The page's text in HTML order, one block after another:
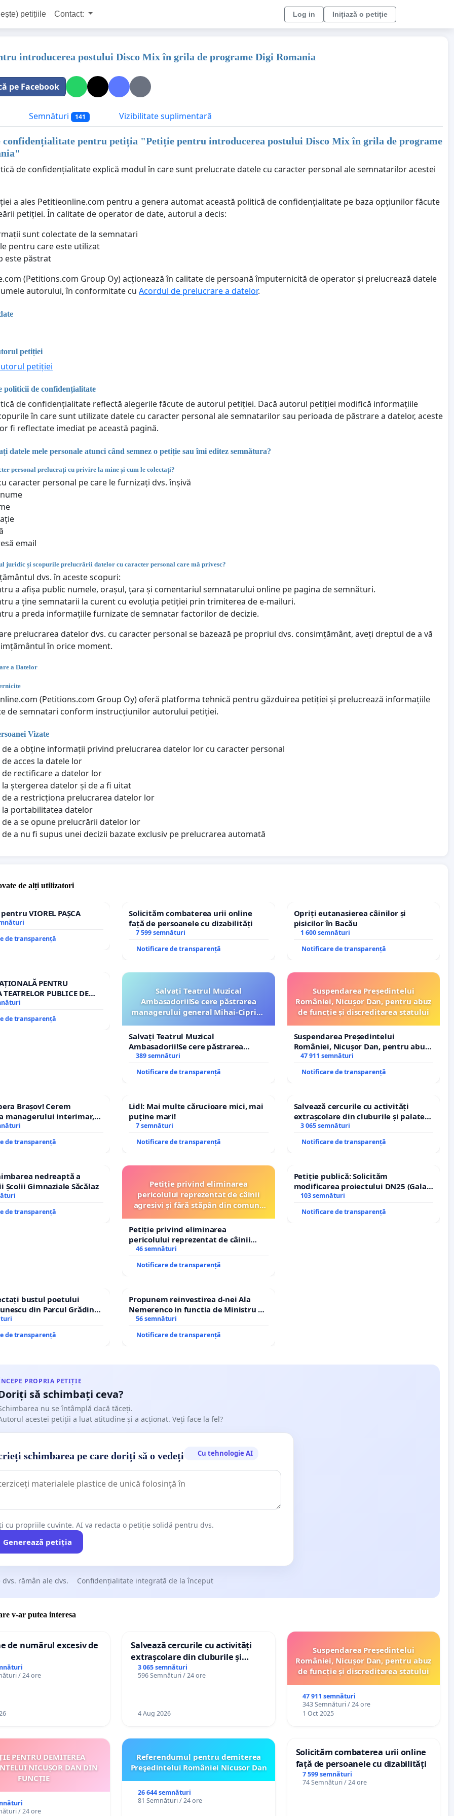
petițiile Contact: Log in Inițiază o petiție
introducerea postului Disco Mix în grila de programe Digi Romania
pe Facebook
Semnături 141 Vizibilitate suplimentară
confidențialitate pentru petiția "Petiție pentru introducerea postului Disco Mix în grila de programe
"
de confidențialitate explică modul în care sunt prelucrate datele cu caracter personal ale semnatarilor acestei
a ales Petitieonline.com pentru a genera automat această politică de confidențialitate pe baza opțiunilor făcute
petiției. În calitate de operator de date, autorul a decis:
sunt colectate de la semnatari
pentru care este utilizat
este păstrat
(Petitions.com Group Oy) acționează în calitate de persoană împuternicită de operator și prelucrează datele
autorului, în conformitate cu Acordul de prelucrare a datelor.
petiției
petiției
politicii de confidențialitate
de confidențialitate reflectă alegerile făcute de autorul petiției. Dacă autorul petiției modifică informațiile
în care sunt utilizate datele cu caracter personal ale semnatarilor sau perioada de păstrare a datelor, aceste
fi reflectate imediat pe această pagină.
datele mele personale atunci când semnez o petiție sau îmi editez semnătura?
personal prelucrați cu privire la mine și cum le colectați?
caracter personal pe care le furnizați dvs. înșivă
email
juridic și scopurile prelucrării datelor cu caracter personal care mă privesc?
dvs. în aceste scopuri:
a afișa public numele, orașul, țara și comentariul semnatarului online pe pagina de semnături.
a ține semnatarii la curent cu evoluția petiției prin trimiterea de e-mailuri.
a preda informațiile furnizate de semnatar factorilor de decizie.
prelucrarea datelor dvs. cu caracter personal se bazează pe propriul dvs. consimțământ, aveți dreptul de a vă
în orice moment.
a Datelor
(Petitions.com Group Oy) oferă platforma tehnică pentru găzduirea petiției și prelucrează informațiile
de semnatari conform instrucțiunilor autorului petiției.
Vizate
a obține informații privind prelucrarea datelor lor cu caracter personal
acces la datele lor
rectificare a datelor lor
ștergerea datelor și de a fi uitat
a restricționa prelucrarea datelor lor
portabilitatea datelor
a se opune prelucrării datelor lor
a nu fi supus unei decizii bazate exclusiv pe prelucrarea automată
de alți utilizatori
VIOREL PAȘCA
de transparență
Solicităm combaterea urii online
față de persoanele cu dizabilități
7 599 semnături
Notificare de transparență
Opriți eutanasierea câinilor și
pisicilor în Bacău
1 600 semnături
Notificare de transparență
PENTRU
TEATRELOR PUBLICE DE
DIN ROMÂNIA
de transparență
Salvați Teatrul Muzical
Ambasadorii!Se cere păstrarea
managerului general Mihai-Ciprian
Salvați Teatrul Muzical
Ambasadorii!Se cere păstrarea
managerului general Mihai-Ciprian
389 semnături
Notificare de transparență
Suspendarea Președintelui
României, Nicușor Dan, pentru abuz
de funcție și discreditarea statului
Suspendarea Președintelui
României, Nicușor Dan, pentru abuz
de funcție și discreditarea statului
47 911 semnături
Notificare de transparență
Brașov! Cerem
managerului interimar,
Marius!
de transparență
Lidl: Mai multe cărucioare mici, mai
puține mari!
7 semnături
Notificare de transparență
Salvează cercurile cu activități
extrașcolare din cluburile și palatele
copiilor
3 065 semnături
Notificare de transparență
nedreaptă a
Școlii Gimnaziale Săcălaz
de transparență
Petiție privind eliminarea
pericolului reprezentat de câinii
agresivi și fără stăpân din comuna
Petiție privind eliminarea
pericolului reprezentat de câinii
agresivi și fără stăpân din comuna
46 semnături
Notificare de transparență
Petiție publică: Solicităm
modificarea proiectului DN25 (Galați
– Hanu Conachi) prin devierea
103 semnături
Notificare de transparență
bustul poetului
din Parcul Grădina
cenzurii culturale!
de transparență
Propunem reinvestirea d-nei Ala
Nemerenco in functia de Ministru al
Sanatatii
56 semnături
Notificare de transparență
PROPRIA PETIȚIE
să schimbați ceva?
nu se întâmplă dacă tăceți.
acestei petiții a luat atitudine și a acționat. Veți face la fel?
schimbarea pe care doriți să o vedeți Cu tehnologie AI
cu propriile cuvinte. AI va redacta o petiție solidă pentru dvs.
Generează petiția
dvs. rămân ale dvs. Confidențialitate integrată de la început
v-ar putea interesa
de numărul excesiv de
/ 24 ore
Salvează cercurile cu activități
extrașcolare din cluburile și
palatele copiilor
3 065 semnături
596 Semnături / 24 ore
4 Aug 2026
Suspendarea Președintelui
României, Nicușor Dan, pentru abuz
de funcție și discreditarea statului
47 911 semnături
343 Semnături / 24 ore
1 Oct 2025
PENTRU DEMITEREA
NICUȘOR DAN DIN
FUNCȚIE
/ 24 ore
Referendumul pentru demiterea
Preşedintelui României Nicusor Dan
26 644 semnături
81 Semnături / 24 ore
Solicităm combaterea urii online
față de persoanele cu dizabilități
7 599 semnături
74 Semnături / 24 ore